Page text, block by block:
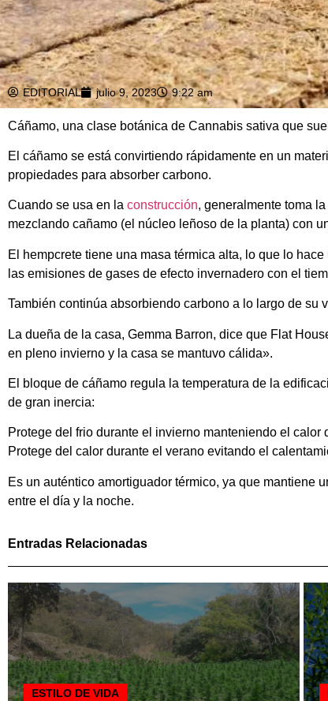
EDITORIAL julio 9, 2023 9:22 am
Cáñamo, una clase botánica de Cannabis sativa que
El cáñamo se está convirtiendo rápidamente en un
propiedades para absorber carbono.
Cuando se usa en la construcción, generalmente toma
mezclando cañamo (el núcleo leñoso de la planta) con
El hempcrete tiene una masa térmica alta, lo que lo
las emisiones de gases de efecto invernadero con el
También continúa absorbiendo carbono a lo largo de su
La dueña de la casa, Gemma Barron, dice que Flat
en pleno invierno y la casa se mantuvo cálida».
El bloque de cáñamo regula la temperatura de la
de gran inercia:
Protege del frio durante el invierno manteniendo el
Protege del calor durante el verano evitando el
Es un auténtico amortiguador térmico, ya que mantiene
entre el día y la noche.
Entradas Relacionadas
ESTILO DE VIDA